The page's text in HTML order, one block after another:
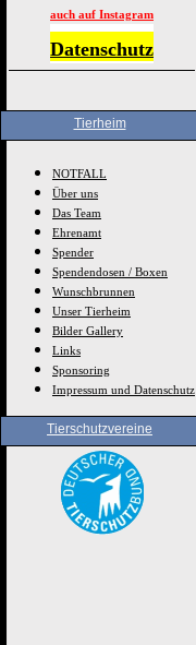
auch auf Instagram
Datenschutz
Tierheim
NOTFALL
Über uns
Das Team
Ehrenamt
Spender
Spendendosen / Boxen
Wunschbrunnen
Unser Tierheim
Bilder Gallery
Links
Sponsoring
Impressum und Datenschutz
Tierschutzvereine